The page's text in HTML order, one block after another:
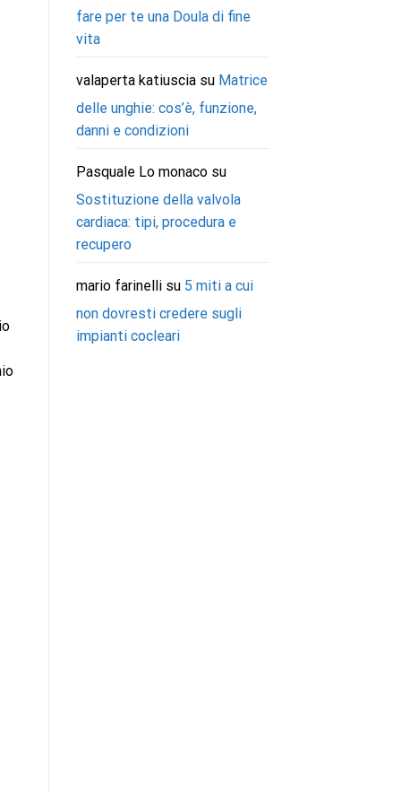
fare per te una Doula di fine
vita
valaperta katiusciasu Matrice
delle unghie: cos’è, funzione,
danni e condizioni
Pasquale Lo monacosu
Sostituzione della valvola
cardiaca: tipi, procedura e
recupero
mario farinellisu 5 miti a cui
non dovresti credere sugli
impianti cocleari